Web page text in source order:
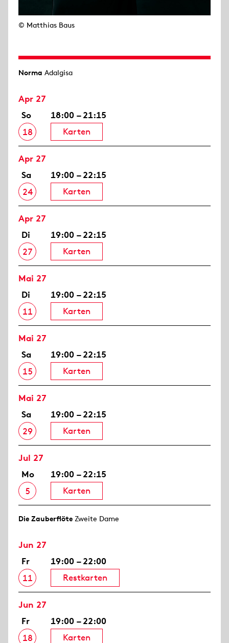
© Matthias Baus
Norma Adalgisa
Apr 27
So
18
18:00 – 21:15
Karten
Apr 27
Sa
24
19:00 – 22:15
Karten
Apr 27
Di
27
19:00 – 22:15
Karten
Mai 27
Di
11
19:00 – 22:15
Karten
Mai 27
Sa
15
19:00 – 22:15
Karten
Mai 27
Sa
29
19:00 – 22:15
Karten
Jul 27
Mo
5
19:00 – 22:15
Karten
Die Zauberflöte Zweite Dame
Jun 27
Fr
11
19:00 – 22:00
Restkarten
Jun 27
Fr
18
19:00 – 22:00
Karten